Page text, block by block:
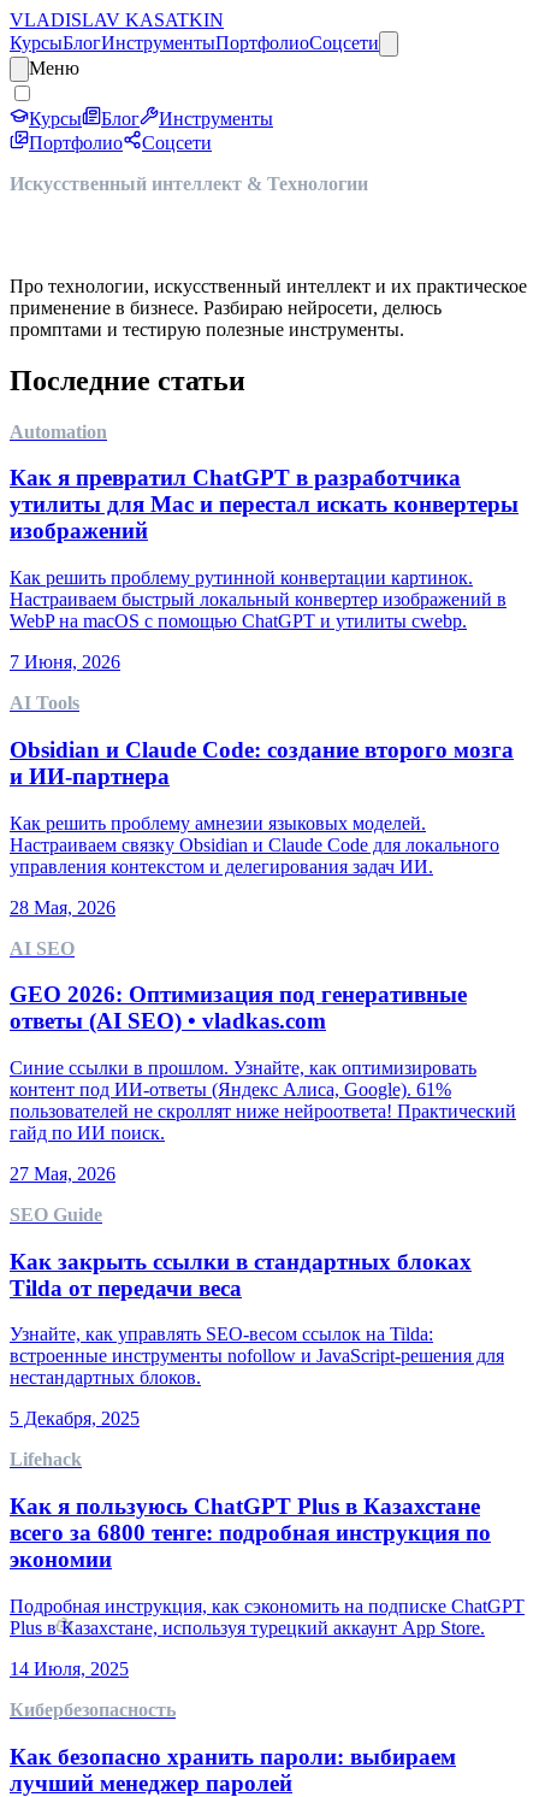
VLADISLAV KASATKIN
КурсыБлогИнструментыПортфолиоСоцсети
Меню
Курсы Блог
Инструменты
Портфолио
Соцсети
Искусственный интеллект & Технологии
Про технологии, искусственный интеллект и их практическое
применение в бизнесе. Разбираю нейросети, делюсь
промптами и тестирую полезные инструменты.
Последние статьи
Automation
Как я превратил ChatGPT в разработчика
утилиты для Mac и перестал искать конвертеры
изображений
Как решить проблему рутинной конвертации картинок.
Настраиваем быстрый локальный конвертер изображений в
WebP на macOS с помощью ChatGPT и утилиты cwebp.
7 Июня, 2026
AI Tools
Obsidian и Claude Code: создание второго мозга
и ИИ-партнера
Как решить проблему амнезии языковых моделей.
Настраиваем связку Obsidian и Claude Code для локального
управления контекстом и делегирования задач ИИ.
28 Мая, 2026
AI SEO
GEO 2026: Оптимизация под генеративные
ответы (AI SEO) • vladkas.com
Синие ссылки в прошлом. Узнайте, как оптимизировать
контент под ИИ-ответы (Яндекс Алиса, Google). 61%
пользователей не скроллят ниже нейроответа! Практический
гайд по ИИ поиск.
27 Мая, 2026
SEO Guide
Как закрыть ссылки в стандартных блоках
Tilda от передачи веса
Узнайте, как управлять SEO-весом ссылок на Tilda:
встроенные инструменты nofollow и JavaScript-решения для
нестандартных блоков.
5 Декабря, 2025
Lifehack
Как я пользуюсь ChatGPT Plus в Казахстане
всего за 6800 тенге: подробная инструкция по
экономии
Подробная инструкция, как сэкономить на подписке ChatGPT
Plus в Казахстане, используя турецкий аккаунт App Store.
14 Июля, 2025
Кибербезопасность
Как безопасно хранить пароли: выбираем
лучший менеджер паролей